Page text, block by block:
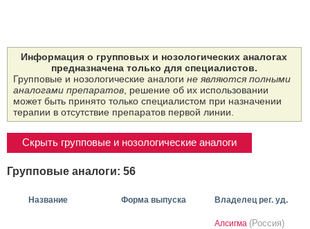
Информация о групповых и нозологических аналогах
предназначена только для специалистов.
Групповые и нозологические аналоги не являются полными
аналогами препаратов, решение об их использовании
может быть принято только специалистом при назначении
терапии в отсутствие препаратов первой линии.
Скрыть групповые и нозологические аналоги
Групповые аналоги: 56
Название Форма выпуска Владелец рег. уд.
Алсигма (Россия)